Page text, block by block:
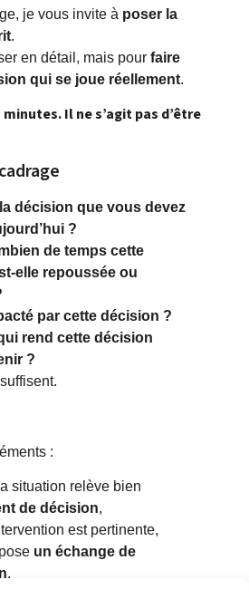
je vous invite à poser la
.
en détail, mais pour faire
qui se joue réellement.
Il ne s’agit pas d’être
décision que vous devez
?
de temps cette
elle repoussée ou
par cette décision ?
rend cette décision
?
:
situation relève bien
de décision,
est pertinente,
un échange de
.